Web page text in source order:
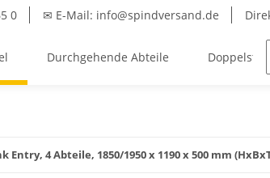
0 ✉ E-Mail: info@spindversand.de
Durchgehende Abteile
Entry, 4 Abteile, 1850/1950 x 1190 x 500 mm